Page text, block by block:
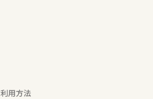
利用方法